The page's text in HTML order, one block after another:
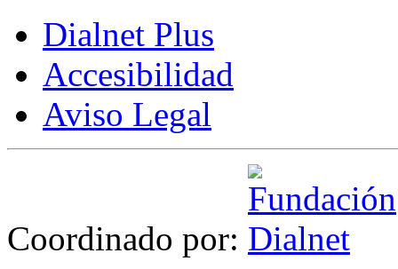
Dialnet Plus
Accesibilidad
Aviso Legal
Coordinado por: